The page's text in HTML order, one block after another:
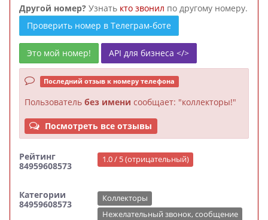
Другой номер? Узнать кто звонил по другому номеру.
Проверить номер в Телеграм-боте
Это мой номер! API для бизнеса </>
Последний отзыв к номеру телефона
Пользователь без имени сообщает: "коллекторы!"
Посмотреть все отзывы
Рейтинг
84959608573
1.0 / 5 (отрицательный)
Категории
84959608573
Коллекторы
Нежелательный звонок, сообщение